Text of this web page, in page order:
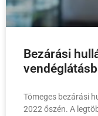
Bezárási
Tömeges bezárási
2022 őszén. A